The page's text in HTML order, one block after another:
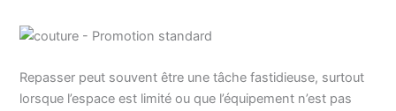
Repasser peut souvent être une tâche fastidieuse, surtout
lorsque l’espace est limité ou que l’équipement n’est pas